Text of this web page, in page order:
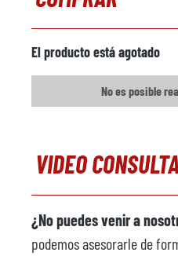
Fabricante
Año
Máquina pulverizadora
Modelo
Año
Robot de fundición
El producto está agotado
No es posible
VIDEO CONSULTA
¿No puedes venir a
podemos asesorarle de